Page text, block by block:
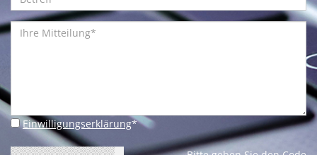
Einwilligungserklärung*